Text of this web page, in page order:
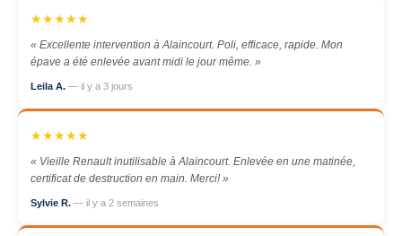
★★★★★
« Excellente intervention à Alaincourt. Poli, efficace, rapide. Mon
épave a été enlevée avant midi le jour même. »
Leila A. — il y a 3 jours
★★★★★
« Vieille Renault inutilisable à Alaincourt. Enlevée en une matinée,
certificat de destruction en main. Merci! »
Sylvie R. — il y a 2 semaines